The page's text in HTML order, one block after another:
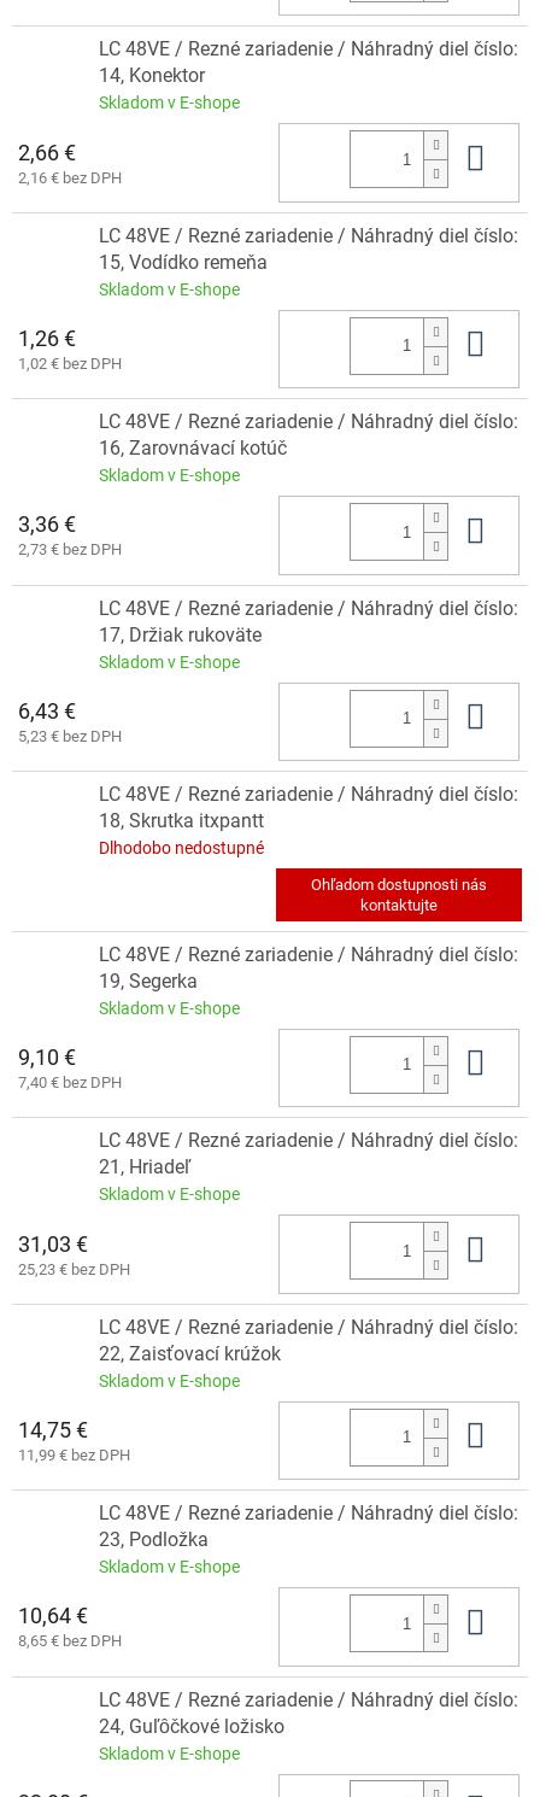
LC 48VE / Rezné zariadenie / Náhradný diel číslo:
14, Konektor
Skladom v E-shope
2,66 €
2,16 € bez DPH
LC 48VE / Rezné zariadenie / Náhradný diel číslo:
15, Vodídko remeňa
Skladom v E-shope
1,26 €
1,02 € bez DPH
LC 48VE / Rezné zariadenie / Náhradný diel číslo:
16, Zarovnávací kotúč
Skladom v E-shope
3,36 €
2,73 € bez DPH
LC 48VE / Rezné zariadenie / Náhradný diel číslo:
17, Držiak rukoväte
Skladom v E-shope
6,43 €
5,23 € bez DPH
LC 48VE / Rezné zariadenie / Náhradný diel číslo:
18, Skrutka itxpantt
Dlhodobo nedostupné
LC 48VE / Rezné zariadenie / Náhradný diel číslo:
19, Segerka
Skladom v E-shope
9,10 €
7,40 € bez DPH
LC 48VE / Rezné zariadenie / Náhradný diel číslo:
21, Hriadeľ
Skladom v E-shope
31,03 €
25,23 € bez DPH
LC 48VE / Rezné zariadenie / Náhradný diel číslo:
22, Zaisťovací krúžok
Skladom v E-shope
14,75 €
11,99 € bez DPH
LC 48VE / Rezné zariadenie / Náhradný diel číslo:
23, Podložka
Skladom v E-shope
10,64 €
8,65 € bez DPH
LC 48VE / Rezné zariadenie / Náhradný diel číslo:
24, Guľȏčkové ložisko
Skladom v E-shope